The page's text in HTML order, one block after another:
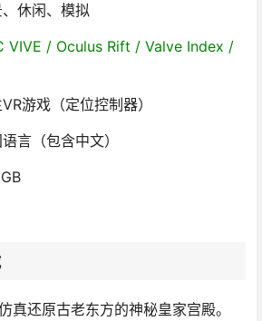
、休闲、模拟
VIVE / Oculus Rift / Valve Index /
游戏（定位控制器）
言（包含中文）
真还原古老东方的神秘皇家宫殿。